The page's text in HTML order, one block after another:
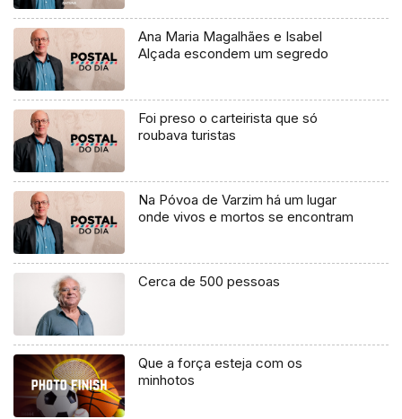
Ana Maria Magalhães e Isabel
Alçada escondem um segredo
Foi preso o carteirista que só
roubava turistas
Na Póvoa de Varzim há um lugar
onde vivos e mortos se encontram
Cerca de 500 pessoas
Que a força esteja com os
minhotos